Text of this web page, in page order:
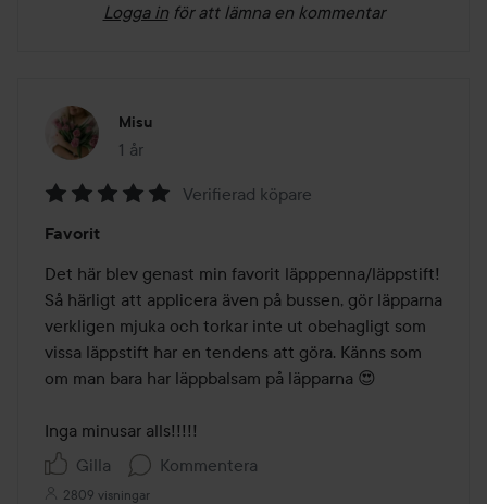
Logga in för att lämna en kommentar
Misu
1 år
Inlägget skapades 1 år
5
av
5
Verifierad köpare
Favorit
Det här blev genast min favorit läpppenna/läppstift!
Så härligt att applicera även på bussen, gör läpparna
verkligen mjuka och torkar inte ut obehagligt som
vissa läppstift har en tendens att göra. Känns som
om man bara har läppbalsam på läpparna 😍
Inga minusar alls!!!!!
Gilla
Kommentera
2809 visningar